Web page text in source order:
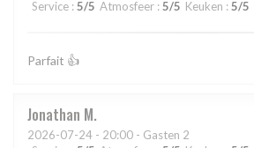
Service : 5/5 Atmosfeer : 5/5 Keuken : 5/5
Parfait 👍
Jonathan M
2026-07-24 - 20:00 - Gasten 2